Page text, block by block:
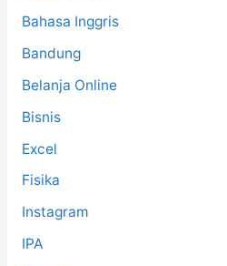
Bahasa Inggris
Bandung
Belanja Online
Bisnis
Excel
Fisika
Instagram
IPA